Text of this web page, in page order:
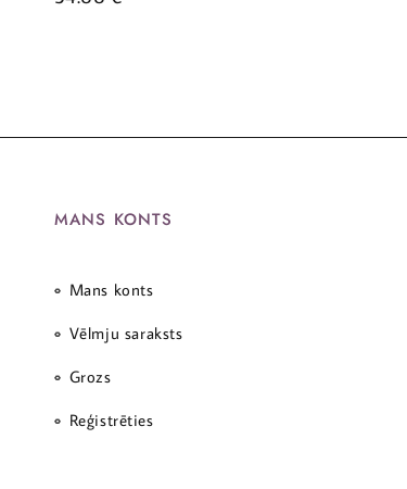
MANS KONTS
Mans konts
Vēlmju saraksts
Grozs
Reģistrēties